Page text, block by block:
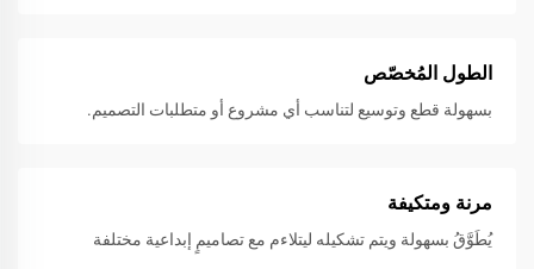
الطول المُخصّص
بسهولة قطع وتوسيع لتناسب أي مشروع أو متطلبات التصميم.
مرنة ومتكيفة
يُطَوَّقُ بسهولة ويتم تشكيله ليتلاءم مع تصاميمٍ إبداعية مختلفة